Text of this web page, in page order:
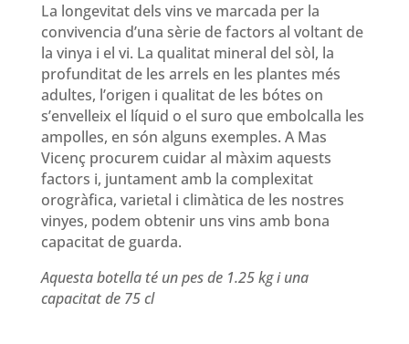
La longevitat dels vins ve marcada per la
convivencia d’una sèrie de factors al voltant de
la vinya i el vi. La qualitat mineral del sòl, la
profunditat de les arrels en les plantes més
adultes, l’origen i qualitat de les bótes on
s’envelleix el líquid o el suro que embolcalla les
ampolles, en són alguns exemples. A Mas
Vicenç procurem cuidar al màxim aquests
factors i, juntament amb la complexitat
orogràfica, varietal i climàtica de les nostres
vinyes, podem obtenir uns vins amb bona
capacitat de guarda.
Aquesta botella té un pes de 1.25 kg i una
capacitat de 75 cl